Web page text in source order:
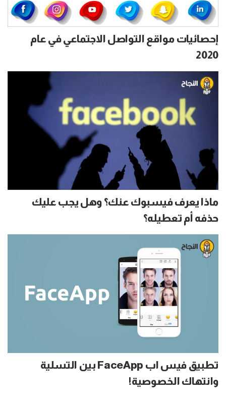
إحصائيات مواقع التواصل الاجتماعي في عام
2020
ماذا يعرف فيسبوك عنك؟ وهل يجب عليك
حذفه أم تعطيله؟
تطبيق فيس اب FaceApp بين التسلية
وانتهاك الخصوصية!